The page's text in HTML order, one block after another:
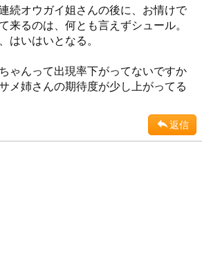
続オウガイ姐さんの後に、お情けで
来るのは、何とも言えずシュール。
はいはいとなる。
ゃんって出現率下がってないですか
メ姉さんの期待度が少し上がってる
返信